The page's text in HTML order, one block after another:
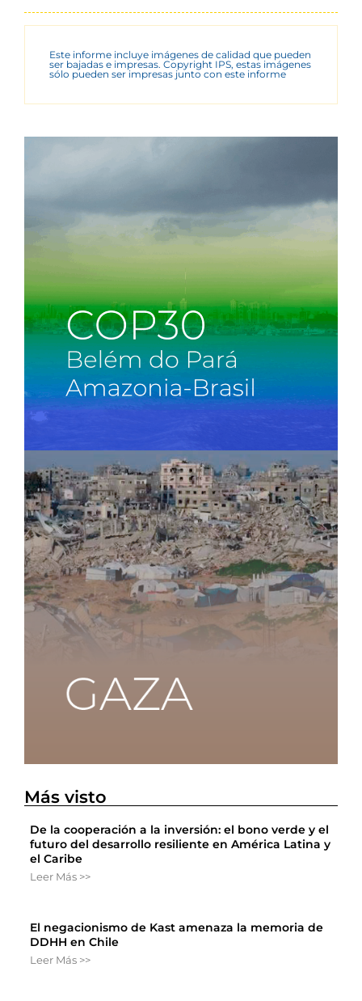
Este informe incluye imágenes de calidad que pueden
ser bajadas e impresas. Copyright IPS, estas imágenes
sólo pueden ser impresas junto con este informe
Más visto
De la cooperación a la inversión: el bono verde y el
futuro del desarrollo resiliente en América Latina y
el Caribe
Leer Más >>
El negacionismo de Kast amenaza la memoria de
DDHH en Chile
Leer Más >>